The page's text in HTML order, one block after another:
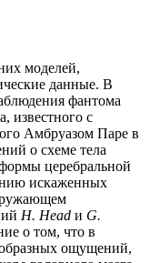
моделей,
данные. В
фантома
известного с
Амбруазом Паре в
о схеме тела
церебральной
искаженных
H. Head и G.
о том, что в
ощущений,